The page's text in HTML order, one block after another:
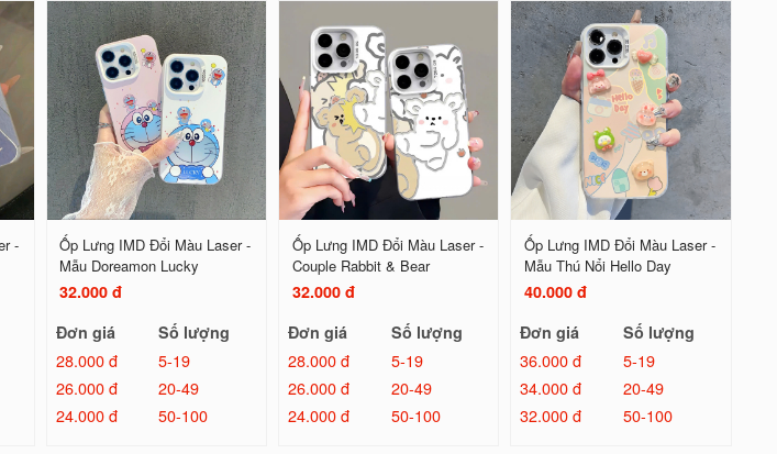
-
Ốp Lưng IMD Đổi Màu Laser -
Mẫu Doreamon Lucky
32.000 đ
Đơn giá
Số lượng
28.000 đ
5-19
26.000 đ
20-49
24.000 đ
50-100
Ốp Lưng IMD Đổi Màu Laser -
Couple Rabbit & Bear
32.000 đ
Đơn giá
Số lượng
28.000 đ
5-19
26.000 đ
20-49
24.000 đ
50-100
Ốp Lưng IMD Đổi Màu Laser -
Mẫu Thú Nổi Hello Day
40.000 đ
Đơn giá
Số lượng
36.000 đ
5-19
34.000 đ
20-49
32.000 đ
50-100